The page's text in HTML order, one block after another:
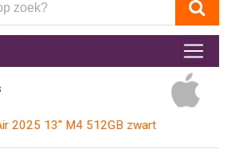
2025 13" M4 512GB zwart